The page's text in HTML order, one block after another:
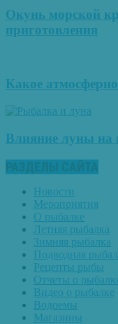
Окунь морской
приготовления
Какое
Влияние луны на
РАЗДЕЛЫ САЙТА
Новости
Мероприятия
О рыбалке
Летняя рыбалка
Зимняя рыбалка
Подводная
Рецепты рыбы
Отчеты о
Видео о рыбалке
Водоемы
Магазины